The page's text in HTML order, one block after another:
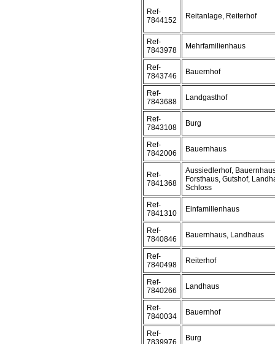
Ref-
7844152
Reitanlage, Reiterhof
Ref-
7843978
Mehrfamilienhaus
Ref-
7843746
Bauernhof
Ref-
7843688
Landgasthof
Ref-
7843108
Burg
Ref-
7842006
Bauernhaus
Ref-
7841368
Aussiedlerhof,
Forsthaus, Gutshof,
Schloss
Ref-
7841310
Einfamilienhaus
Ref-
7840846
Bauernhaus, Landhaus
Ref-
7840498
Reiterhof
Ref-
7840266
Landhaus
Ref-
7840034
Bauernhof
Ref-
7839976
Burg